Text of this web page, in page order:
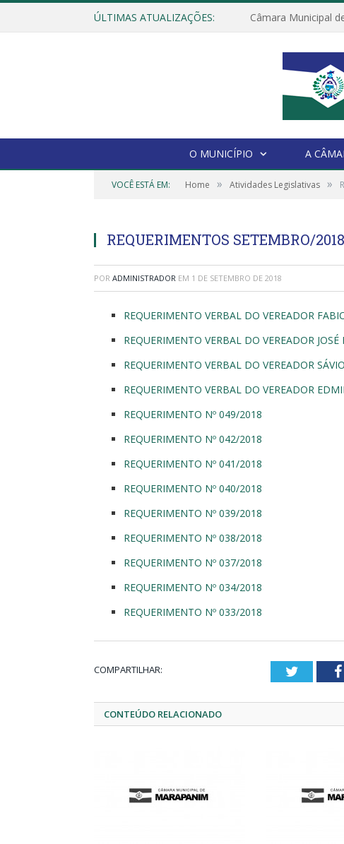
ÚLTIMAS ATUALIZAÇÕES:
O MUNICÍPIO A
VOCÊ ESTÁ EM: Home » Atividades Legislativas »
REQUERIMENTOS SETEMBRO/2018
POR ADMINISTRADOR EM 1 DE SETEMBRO DE 2018
REQUERIMENTO VERBAL DO VEREADOR
REQUERIMENTO VERBAL DO VEREADOR JOSÉ
REQUERIMENTO VERBAL DO VEREADOR
REQUERIMENTO VERBAL DO VEREADOR
REQUERIMENTO Nº 049/2018
REQUERIMENTO Nº 042/2018
REQUERIMENTO Nº 041/2018
REQUERIMENTO Nº 040/2018
REQUERIMENTO Nº 039/2018
REQUERIMENTO Nº 038/2018
REQUERIMENTO Nº 037/2018
REQUERIMENTO Nº 034/2018
REQUERIMENTO Nº 033/2018
COMPARTILHAR: Twitter
CONTEÚDO RELACIONADO